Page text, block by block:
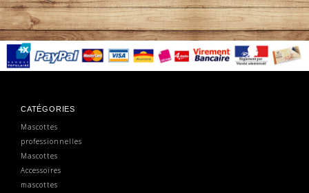
CATÉGORIES
Mascottes
professionnelles
Mascottes
Accessoires
mascottes